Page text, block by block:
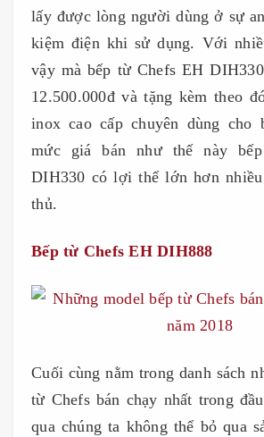
lấy được lòng người dùng ở sự
kiệm điện khi sử dụng. Với
vậy mà bếp từ Chefs EH
12.500.000đ và tặng kèm theo
inox cao cấp chuyên dùng cho
mức giá bán như thế này
DIH330 có lợi thế lớn hơn
thủ.
Bếp từ Chefs EH DIH888
Cuối cùng nằm trong danh sách
từ Chefs bán chạy nhất trong
qua chúng ta không thể bỏ qua